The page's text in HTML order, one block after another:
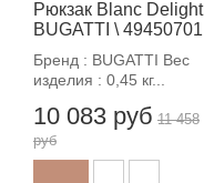
Рюкзак Blanc Delight
BUGATTI \ 49450701
Бренд : BUGATTI Вес
изделия : 0,45 кг...
10 083 руб 11 458
руб